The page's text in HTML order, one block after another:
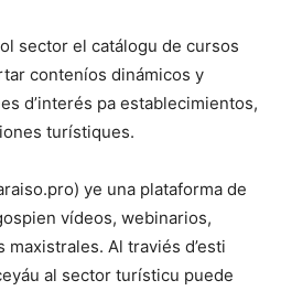
sector el catálogu de cursos
conteníos dinámicos y
d’interés pa establecimientos,
turístiques.
ye una plataforma de
vídeos, webinarios,
Al traviés d’esti
al sector turísticu puede